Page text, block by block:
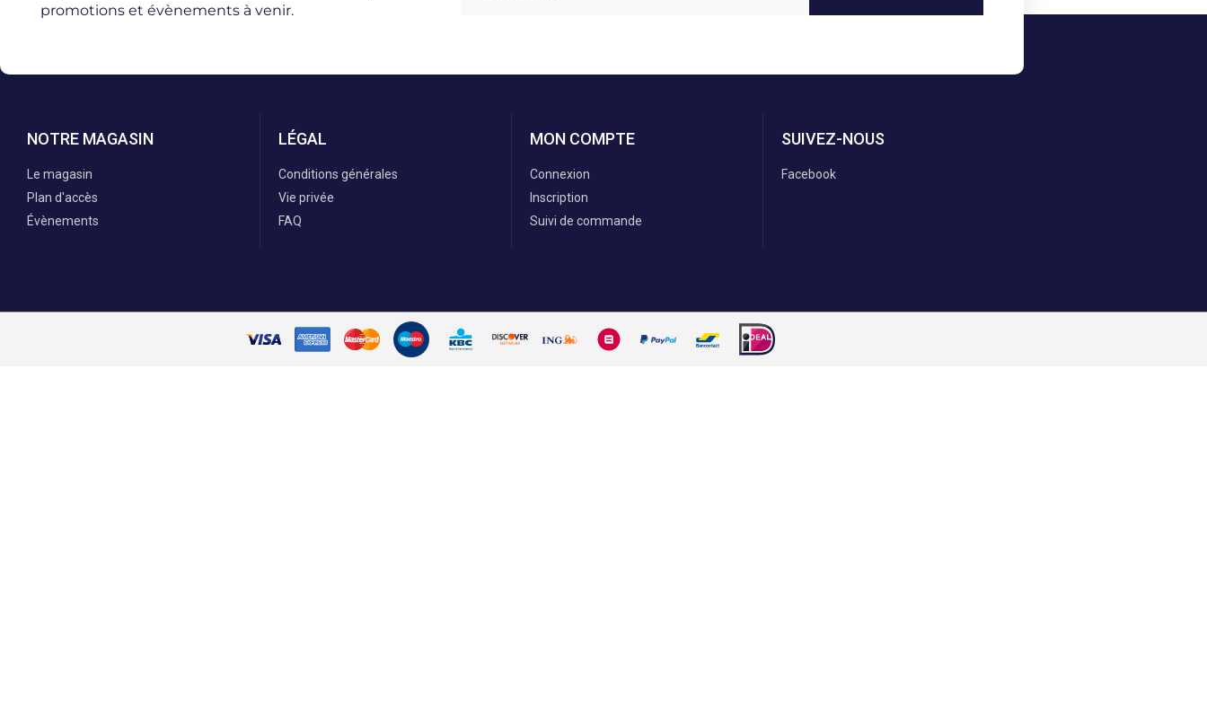
promotions et évènements à venir.
NOTRE MAGASIN
Le magasin
Plan d'accès
Évènements
LÉGAL
Conditions générales
Vie privée
FAQ
MON COMPTE
Connexion
Inscription
Suivi de commande
SUIVEZ-NOUS
Facebook